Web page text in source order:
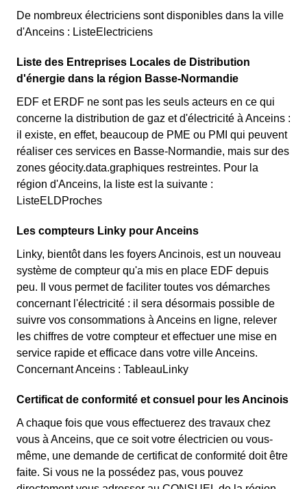
De nombreux électriciens sont disponibles dans la ville
d'Anceins : ListeElectriciens
Liste des Entreprises Locales de Distribution
d'énergie dans la région Basse-Normandie
EDF et ERDF ne sont pas les seuls acteurs en ce qui
concerne la distribution de gaz et d'électricité à Anceins :
il existe, en effet, beaucoup de PME ou PMI qui peuvent
réaliser ces services en Basse-Normandie, mais sur des
zones géocity.data.graphiques restreintes. Pour la
région d'Anceins, la liste est la suivante :
ListeELDProches
Les compteurs Linky pour Anceins
Linky, bientôt dans les foyers Ancinois, est un nouveau
système de compteur qu'a mis en place EDF depuis
peu. Il vous permet de faciliter toutes vos démarches
concernant l'électricité : il sera désormais possible de
suivre vos consommations à Anceins en ligne, relever
les chiffres de votre compteur et effectuer une mise en
service rapide et efficace dans votre ville Anceins.
Concernant Anceins : TableauLinky
Certificat de conformité et consuel pour les Ancinois
A chaque fois que vous effectuerez des travaux chez
vous à Anceins, que ce soit votre électricien ou vous-
même, une demande de certificat de conformité doit être
faite. Si vous ne la possédez pas, vous pouvez